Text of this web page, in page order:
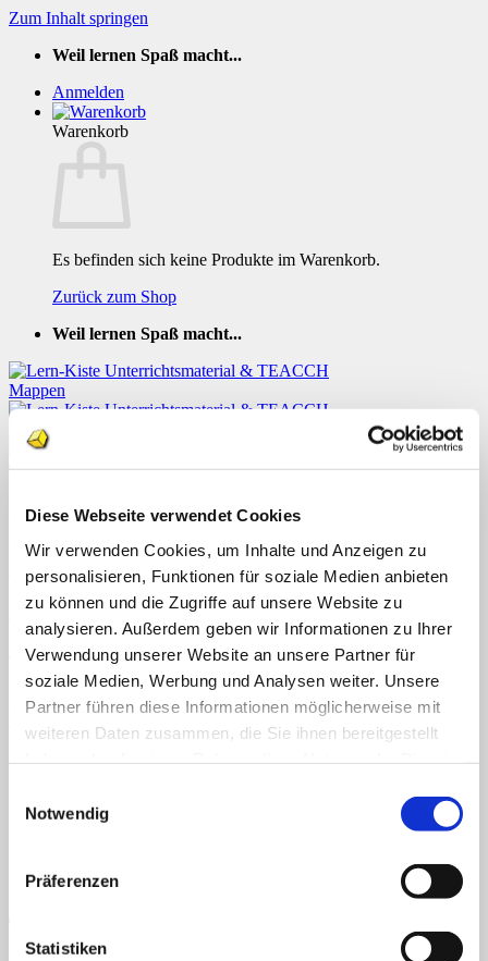
Diese Webseite verwendet Cookies
Wir verwenden Cookies, um Inhalte und Anzeigen zu
personalisieren, Funktionen für soziale Medien anbieten
zu können und die Zugriffe auf unsere Website zu
analysieren. Außerdem geben wir Informationen zu Ihrer
Verwendung unserer Website an unsere Partner für
soziale Medien, Werbung und Analysen weiter. Unsere
Partner führen diese Informationen möglicherweise mit
weiteren Daten zusammen, die Sie ihnen bereitgestellt
Notwendig
Präferenzen
Statistiken
Zum Inhalt springen
Weil lernen Spaß macht...
Anmelden
Warenkorb
Es befinden sich keine Produkte im Warenkorb.
Zurück zum Shop
Weil lernen Spaß macht...
Menü
Über uns
Shop
Info
News
Suchen nach:
Suchen nach:
TEACCH Kuerbisgesichter zuordnen
grosse karten
Veröffentlicht22. September 2024 bei421 × 600inKlettmappe:
Kürbisgesichter zuordnen (große Karten)
TEACCH, Klettmappe, Kürbis, Halloween
TEACCH, Klettmappe, Kürbis, Halloween
Kommentare und Trackbacks sind derzeit geschlossen.
Weiter→
AGB Datenschutz Widerruf Versand & Lieferung Zahlungsweisen